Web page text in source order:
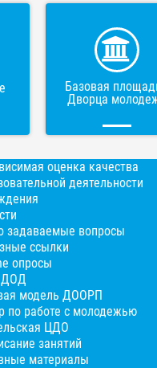
Базовая
Дворца
оценка качества
деятельности
задаваемые вопросы
ссылки
опросы
модель ДООРП
по работе с молодежью
ЦДО
занятий
материалы